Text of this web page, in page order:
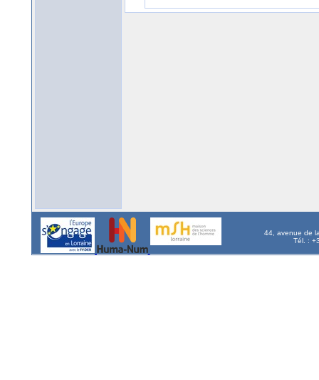
44, avenue de
Tél. :